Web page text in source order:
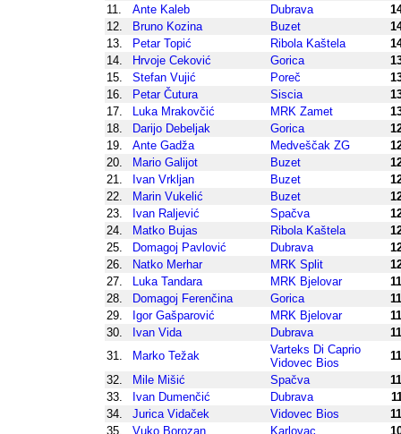
11.
Ante Kaleb Dubrava
12.
Bruno Kozina Buzet
13.
Petar Topić Ribola Kaštela
14.
Hrvoje Ceković Gorica
15.
Stefan Vujić Poreč
16.
Petar Čutura Siscia
17.
Luka Mrakovčić MRK Zamet
18.
Darijo Debeljak Gorica
19.
Ante Gadža Medveščak ZG
20.
Mario Galijot Buzet
21.
Ivan Vrkljan Buzet
22.
Marin Vukelić Buzet
23.
Ivan Raljević Spačva
24.
Matko Bujas Ribola Kaštela
25.
Domagoj Pavlović Dubrava
26.
Natko Merhar MRK Split
27.
Luka Tandara MRK Bjelovar
28.
Domagoj Ferenčina Gorica
29.
Igor Gašparović MRK Bjelovar
30.
Ivan Vida Dubrava
31.
Marko Težak
Varteks Di Caprio
Vidovec Bios
32.
Mile Mišić Spačva
33.
Ivan Dumenčić Dubrava
34.
Jurica Vidaček Vidovec Bios
35.
Vuko Borozan Karlovac